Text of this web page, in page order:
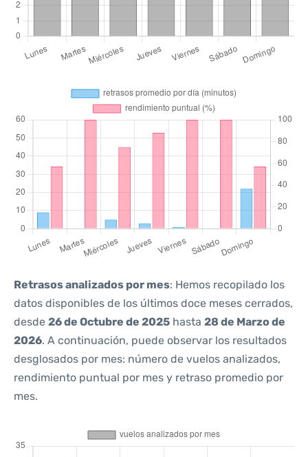
Retrasos analizados por mes: Hemos recopilado los
datos disponibles de los últimos doce meses cerrados,
desde 26 de Octubre de 2025 hasta 28 de Marzo de
2026. A continuación, puede observar los resultados
desglosados por mes: número de vuelos analizados,
rendimiento puntual por mes y retraso promedio por
mes.